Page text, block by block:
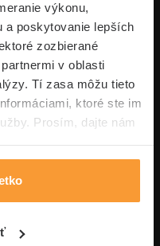
výkonu,
a poskytovanie lepších
zozbierané
v oblasti
Tí zasa môžu tieto
ktoré ste im
Prosím, dajte nám
hod